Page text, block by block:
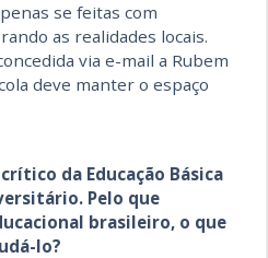
se feitas com
as realidades locais.
via e-mail a Rubem
deve manter o espaço
da Educação Básica
Pelo que
brasileiro, o que
lo?